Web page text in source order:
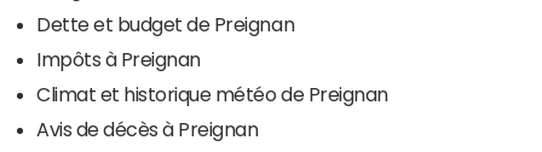
Dette et budget de Preignan
Impôts à Preignan
Climat et historique météo de Preignan
Avis de décès à Preignan